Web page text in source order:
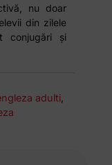
nu doar
din zilele
conjugări și
adulti,